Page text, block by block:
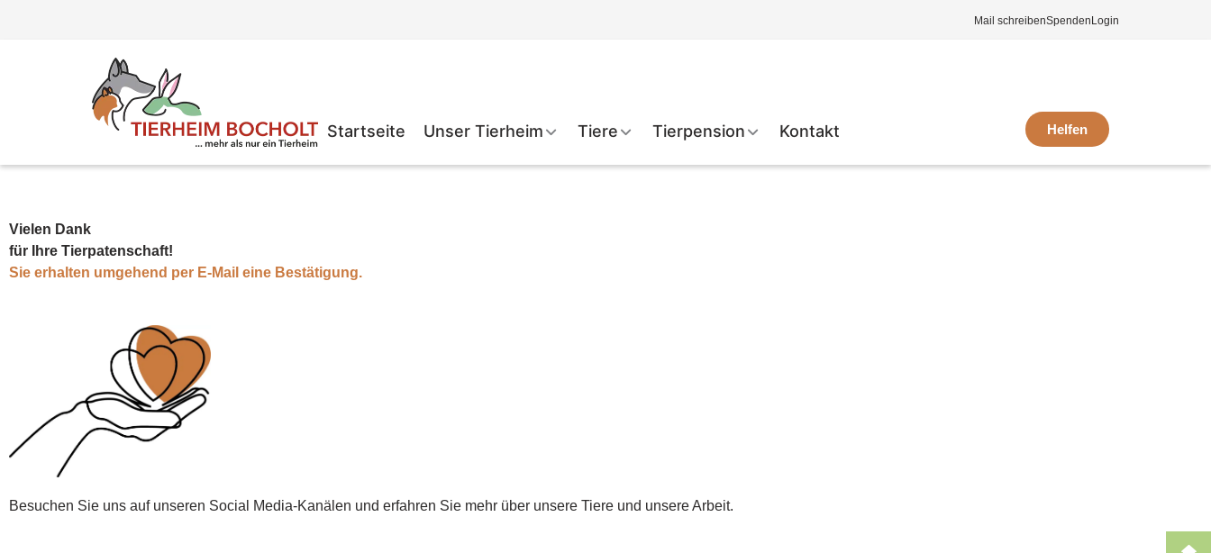
Mail schreibenSpenden Login
Startseite Unser Tierheim Tiere Tierpension Kontakt Helfen
Vielen Dank
für Ihre Tierpatenschaft!
Sie erhalten umgehend per E-Mail eine Bestätigung.
Besuchen Sie uns auf unseren Social Media-Kanälen und erfahren Sie mehr über unsere Tiere und unsere Arbeit.